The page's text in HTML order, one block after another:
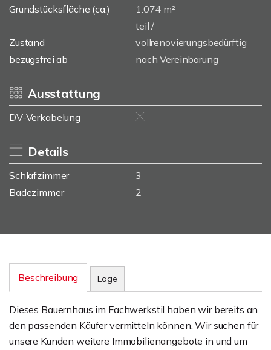
Grundstücksfläche (ca.)
1.074 m²
Zustand
teil /
vollrenovierungsbedürftig
bezugsfrei ab
nach Vereinbarung
Ausstattung
DV-Verkabelung
Details
Schlafzimmer
3
Badezimmer
2
Beschreibung Lage
Dieses Bauernhaus im Fachwerkstil haben wir bereits an
den passenden Käufer vermitteln können. Wir suchen für
unsere Kunden weitere Immobilienangebote in und um